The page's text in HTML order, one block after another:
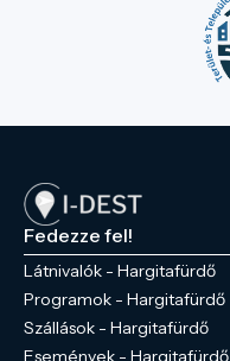
Fedezze fel!
Látnivalók - Hargitafürdő
Programok - Hargitafürdő
Szállások - Hargitafürdő
Események - Hargitafürdő